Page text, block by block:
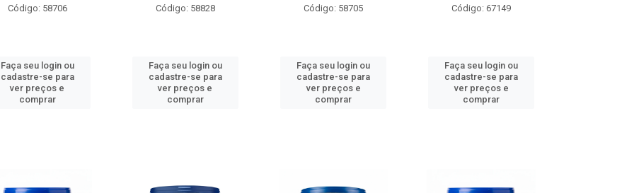
Código: 58706
Faça seu login ou
cadastre-se para
ver preços e
comprar
Código: 58828
Faça seu login ou
cadastre-se para
ver preços e
comprar
Código: 58705
Faça seu login ou
cadastre-se para
ver preços e
comprar
Código: 67149
Faça seu login ou
cadastre-se para
ver preços e
comprar